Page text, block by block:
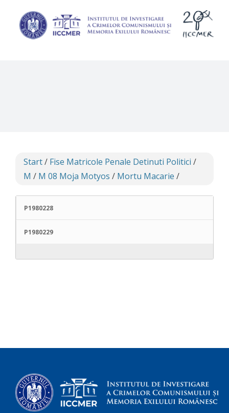
content
Start/ Fise Matricole Penale Detinuti Politici /
M / M 08 Moja Motyos / Mortu Macarie /
P1980228
P1980229